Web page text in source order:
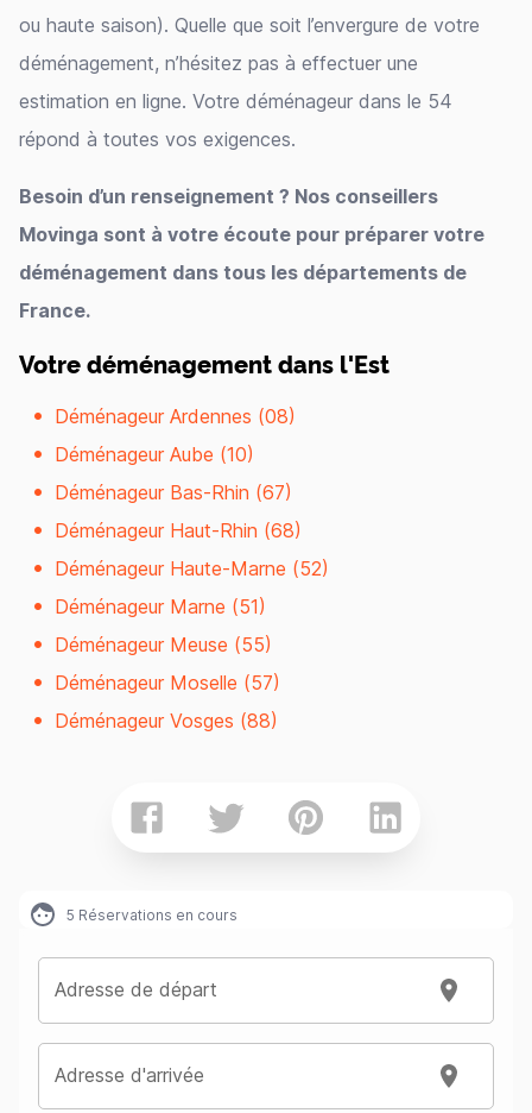
ou haute saison). Quelle que soit l’envergure de votre
déménagement, n’hésitez pas à effectuer une
estimation en ligne. Votre déménageur dans le 54
répond à toutes vos exigences.
Besoin d’un renseignement ? Nos conseillers
Movinga sont à votre écoute pour préparer votre
déménagement dans tous les départements de
France.
Votre déménagement dans l'Est
Déménageur Ardennes (08)
Déménageur Aube (10)
Déménageur Bas-Rhin (67)
Déménageur Haut-Rhin (68)
Déménageur Haute-Marne (52)
Déménageur Marne (51)
Déménageur Meuse (55)
Déménageur Moselle (57)
Déménageur Vosges (88)
5 Réservations en cours
Adresse de départ
Adresse d'arrivée